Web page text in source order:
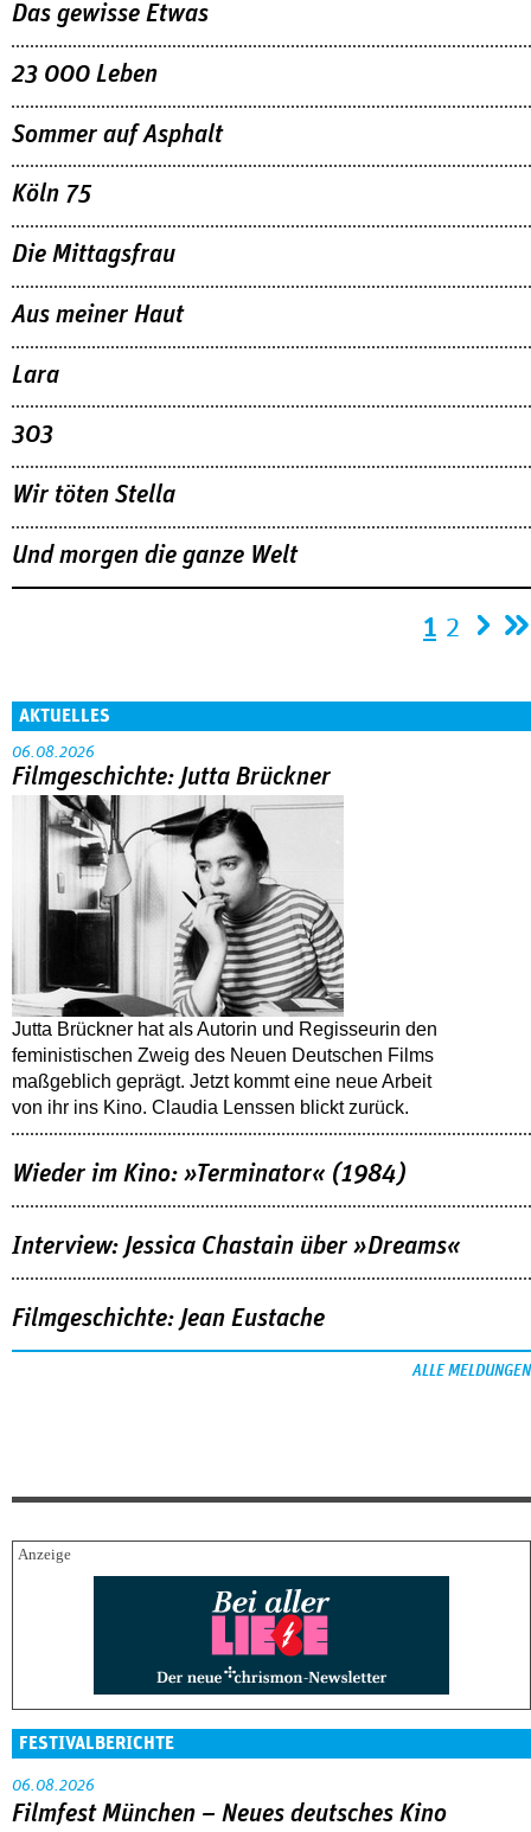
Das gewisse Etwas
23 000 Leben
Sommer auf Asphalt
Köln 75
Die Mittagsfrau
Aus meiner Haut
Lara
303
Wir töten Stella
Und morgen die ganze Welt
1 2
AKTUELLES
06.08.2026
Filmgeschichte: Jutta Brückner
Jutta Brückner hat als Autorin und Regisseurin den
feministischen Zweig des Neuen Deutschen Films
maßgeblich geprägt. Jetzt kommt eine neue Arbeit
von ihr ins Kino. Claudia Lenssen blickt zurück.
Wieder im Kino: »Terminator« (1984)
Interview: Jessica Chastain über »Dreams«
Filmgeschichte: Jean Eustache
ALLE MELDUNGEN
FESTIVALBERICHTE
06.08.2026
Filmfest München – Neues deutsches Kino